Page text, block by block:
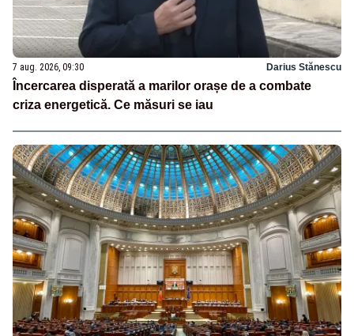
7 aug. 2026, 09:30 Darius Stănescu
Încercarea disperată a marilor orașe de a combate
criza energetică. Ce măsuri se iau